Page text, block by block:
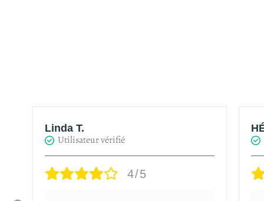
Linda T.
Utilisateur vérifié
4/5